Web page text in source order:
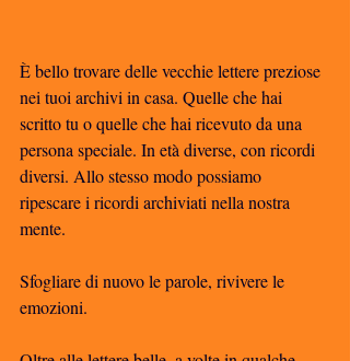
È bello trovare delle vecchie lettere preziose
nei tuoi archivi in casa. Quelle che hai
scritto tu o quelle che hai ricevuto da una
persona speciale. In età diverse, con ricordi
diversi. Allo stesso modo possiamo
ripescare i ricordi archiviati nella nostra
mente.
Sfogliare di nuovo le parole, rivivere le
emozioni.